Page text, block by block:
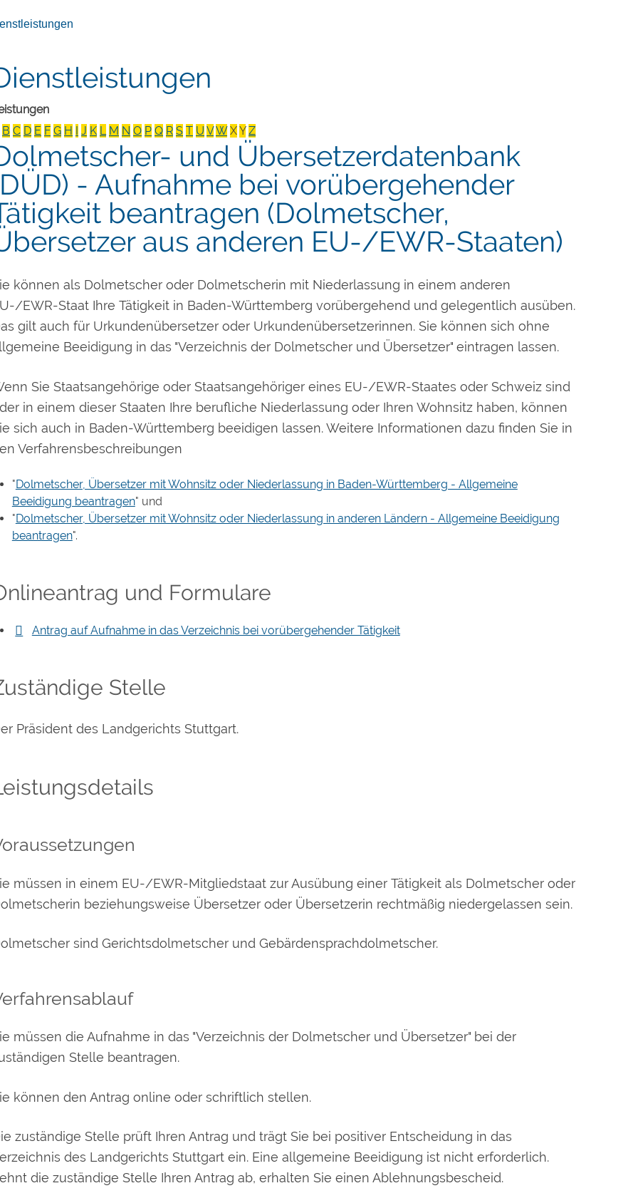
B C D E F G H I J K L M N O P Q R S T U VW XY Z
und Übersetzerdatenbank
- Aufnahme bei vorübergehender
beantragen (Dolmetscher,
aus anderen EU-/EWR-Staaten)
können als Dolmetscher oder Dolmetscherin mit Niederlassung in einem anderen
EWR-Staat Ihre Tätigkeit in Baden-Württemberg vorübergehend und gelegentlich ausüben.
gilt auch für Urkundenübersetzer oder Urkundenübersetzerinnen. Sie können sich ohne
Beeidigung in das "Verzeichnis der Dolmetscher und Übersetzer" eintragen lassen.
Sie Staatsangehörige oder Staatsangehöriger eines EU-/EWR-Staates oder Schweiz sind
in einem dieser Staaten Ihre berufliche Niederlassung oder Ihren Wohnsitz haben, können
sich auch in Baden-Württemberg beeidigen lassen. Weitere Informationen dazu finden Sie in
Verfahrensbeschreibungen
"Dolmetscher, Übersetzer mit Wohnsitz oder Niederlassung in Baden-Württemberg - Allgemeine
Beeidigung beantragen" und
"Dolmetscher, Übersetzer mit Wohnsitz oder Niederlassung in anderen Ländern - Allgemeine Beeidigung
beantragen".
und Formulare
Antrag auf Aufnahme in das Verzeichnis bei vorübergehender Tätigkeit
Stelle
Präsident des Landgerichts Stuttgart.
müssen in einem EU-/EWR-Mitgliedstaat zur Ausübung einer Tätigkeit als Dolmetscher oder
beziehungsweise Übersetzer oder Übersetzerin rechtmäßig niedergelassen sein.
sind Gerichtsdolmetscher und Gebärdensprachdolmetscher.
müssen die Aufnahme in das "Verzeichnis der Dolmetscher und Übersetzer" bei der
Stelle beantragen.
können den Antrag online oder schriftlich stellen.
zuständige Stelle prüft Ihren Antrag und trägt Sie bei positiver Entscheidung in das
des Landgerichts Stuttgart ein. Eine allgemeine Beeidigung ist nicht erforderlich.
die zuständige Stelle Ihren Antrag ab, erhalten Sie einen Ablehnungsbescheid.